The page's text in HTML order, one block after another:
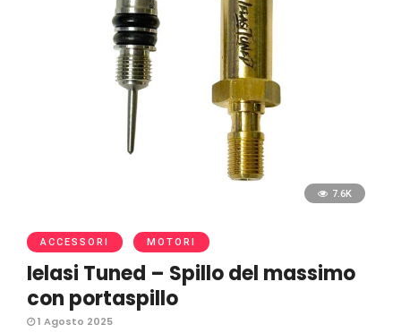
7.6K
ACCESSORI MOTORI
Ielasi Tuned – Spillo del massimo
con portaspillo
1 Agosto 2025